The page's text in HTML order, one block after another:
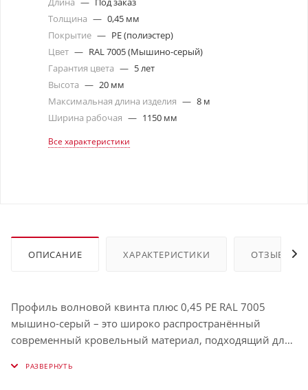
Толщина — 0,45 мм
Покрытие — PE (полиэстер)
Цвет — RAL 7005 (Мышино-серый)
Гарантия цвета — 5 лет
Высота — 20 мм
Максимальная длина изделия — 8 м
Ширина рабочая — 1150 мм
Все характеристики
ОПИСАНИЕ ХАРАКТЕРИСТИКИ ОТЗЫВЫ
Профиль волновой квинта плюс 0,45 PE RAL 7005
мышино-серый – это широко распространённый
современный кровельный материал, подходящий для
доступной цене, а также выдающимся